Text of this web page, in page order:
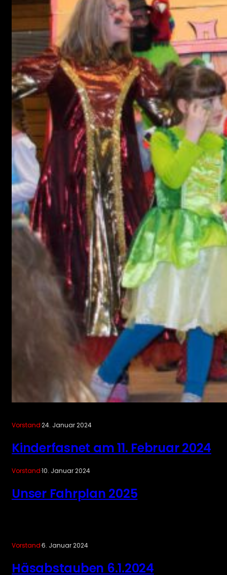
Vorstand·24. Januar 2024
Kinderfasnet am 11. Februar 2024
Vorstand·10. Januar 2024
Unser Fahrplan 2025
Vorstand·6. Januar 2024
Häsabstauben 6.1.2024